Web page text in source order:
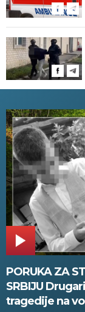
PORUKA ZA
SRBIJU
tragedije na